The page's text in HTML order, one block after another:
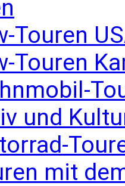
Touren
Touren
und
mit